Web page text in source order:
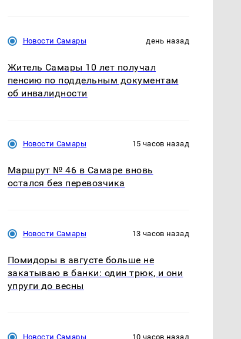
Новости Самары день назад
Житель Самары 10 лет получал
пенсию по поддельным документам
об инвалидности
Новости Самары 15 часов назад
Маршрут № 46 в Самаре вновь
остался без перевозчика
Новости Самары 13 часов назад
Помидоры в августе больше не
закатываю в банки: один трюк, и они
упруги до весны
Новости Самары 10 часов назад